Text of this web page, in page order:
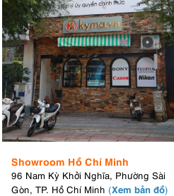
Showroom Hồ Chí Minh
96 Nam Kỳ Khởi Nghĩa, Phường Sài
Gòn, TP. Hồ Chí Minh (Xem bản đồ)